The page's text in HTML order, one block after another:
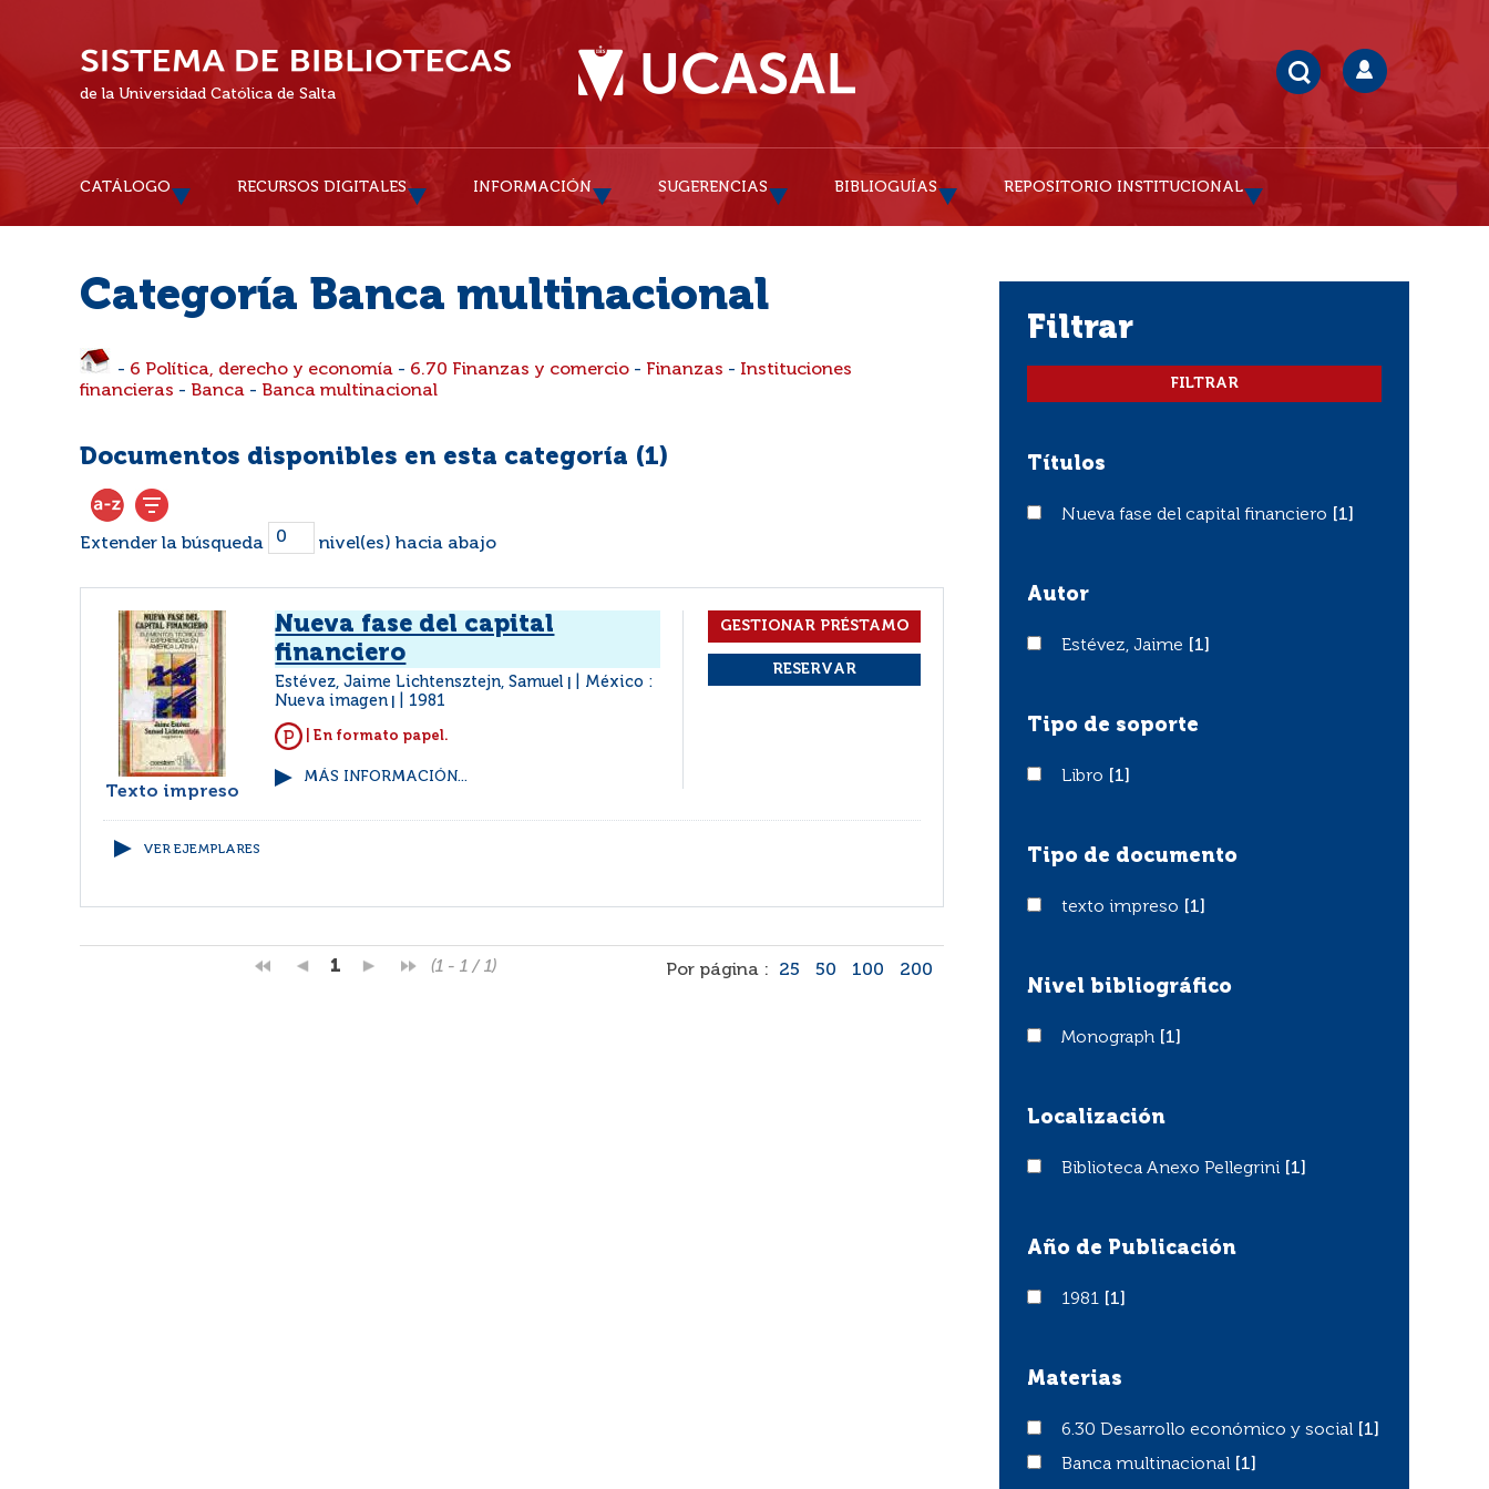
de la Universidad Católica de Salta
CATÁLOGO RECURSOS DIGITALES INFORMACIÓN SUGERENCIAS BIBLIOGUÍAS REPOSITORIO INSTITUCIONAL
Categoría Banca multinacional
- 6 Política, derecho y economía - 6.70 Finanzas y comercio - Finanzas - Instituciones
financieras - Banca - Banca multinacional
Documentos disponibles en esta categoría (1)
Extender la búsqueda nivel(es) hacia abajo
Texto impreso
Nueva fase del capital
financiero
Estévez, Jaime Lichtensztejn, Samuel
México :
Nueva imagen
1981
| En formato papel.
MÁS INFORMACIÓN...
VER EJEMPLARES
1 (1 - 1 / 1) Por página : 25 50 100 200
filtrar
Títulos
Nueva fase del capital financiero
Nueva fase del capital financiero [1]
Autor
Estévez, Jaime
Estévez, Jaime [1]
Tipo de soporte
LibroLibro [1]
Tipo de documento
texto impreso
texto impreso [1]
Nivel bibliográfico
Monograph
Monograph [1]
Localización
Biblioteca Anexo Pellegrini
Biblioteca Anexo Pellegrini [1]
Año de Publicación
19811981 [1]
Materias
6.30 Desarrollo económico y social
6.30 Desarrollo económico y social
[1]
Banca multinacional
Banca multinacional [1]